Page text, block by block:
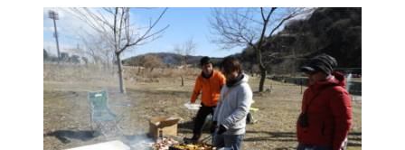
オススメの管理釣り場は?
リヴァスポット早戸
フィッシングフィールド中津川
釣ったマスの持ち帰り方&オススメの食べ方